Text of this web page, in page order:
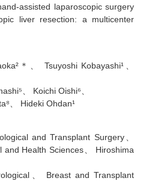
assisted laparoscopic surgery
liver resection: a multicenter
＊、 Tsuyoshi Kobayashi¹、
、 Koichi Oishi⁶、
、 Hideki Ohdan¹
and Transplant Surgery、
Health Sciences、 Hiroshima
、 Breast and Transplant